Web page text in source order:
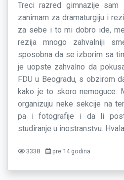
Treci razred gimnazije
zanimam za dramaturgiju i
za sebe i to mi dobro ide,
rezija mnogo zahvalniji
sposobna da se izborim sa
je uopste zahvalno da
FDU u Beogradu, s obzirom
kako je to skoro nemoguce.
organizuju neke sekcije na
pa i fotografije i da li
studiranje u inostranstvu.
3338 pre 14 godina